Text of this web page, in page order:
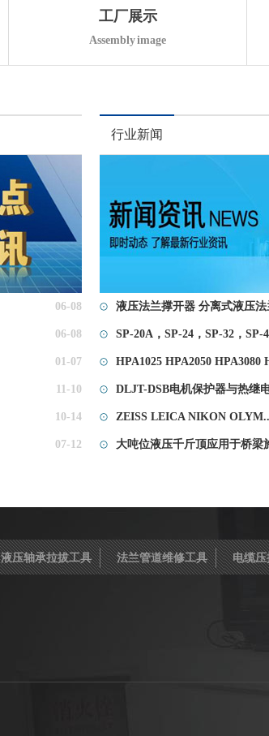
工厂展示
Assembly image
06-08
06-08
01-07
11-10
10-14
07-12
行业新闻
液压法兰撑开器 分离式液压法
SP-20A，SP-24，SP-32，SP-
HPA1025 HPA2050 HPA3080
DLJT-DSB电机保护器与热继
ZEISS LEICA NIKON
大吨位液压千斤顶应用于桥梁
液压轴承拉拔工具 法兰管道维修工具 电缆